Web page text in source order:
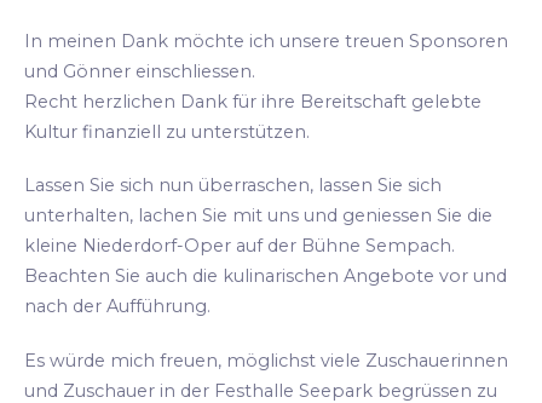
In meinen Dank möchte ich unsere treuen Sponsoren
und Gönner einschliessen.
Recht herzlichen Dank für ihre Bereitschaft gelebte
Kultur finanziell zu unterstützen.
Lassen Sie sich nun überraschen, lassen Sie sich
unterhalten, lachen Sie mit uns und geniessen Sie die
kleine Niederdorf-Oper auf der Bühne Sempach.
Beachten Sie auch die kulinarischen Angebote vor und
nach der Aufführung.
Es würde mich freuen, möglichst viele Zuschauerinnen
und Zuschauer in der Festhalle Seepark begrüssen zu